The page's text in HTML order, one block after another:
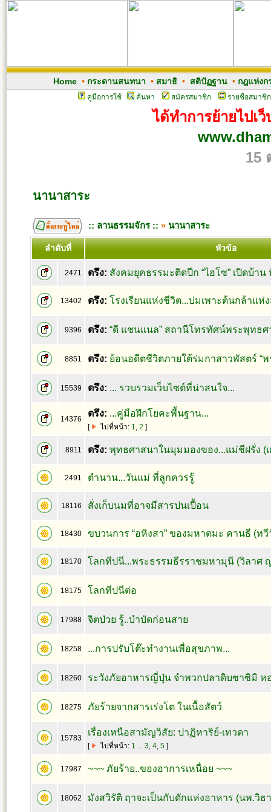
Home• กระดานสนทนา • สมาธิ• สติปัฏฐาน• กฎแห่งก
คู่มือการใช้ ค้นหา สมัครสมาชิก รายชื่อสมาชิก
ได้ทำการย้ายไปเ
15
นานาสาระ
:: ลานธรรมจักร :: » นานาสาระ
ลำดับที่ หัวข้อ
2471 ตรึง: สังคมยุคธรรมะติดปีก “ไฮโซ” เปิดบ้า
13402 ตรึง: โรงเรียนแห่งชีวิต...บ่มเพาะต้นกล้าแห่
9396 ตรึง: “ดี แชนแนล” สถานีโทรทัศน์พระพุทธ
8851 ตรึง: ย้อนอดีตชีวิตภายใต้ร่มกาสาวพัสตร์ “พ
15539 ตรึง: ... รวบรวมเว็บไซต์ที่น่าสนใจ...
14376
ตรึง: ...คู่มือฝึกโยคะพื้นฐาน...
[ ไปที่หน้า: 1, 2 ]
8911 ตรึง: พุทธศาสนาในมุมมองของ...แม่ชีฝรั่ง (
2491 ตำนาน...วันแม่ ที่ลูกควรรู้
18116 สั่งเก็บนมที่อาจมีสารปนเปื้อน
18430 ขบวนการ “อหิงสา” ของมหาตมะ คานธี (
18170 โลกทีปนี...พระธรรมธีรราชมหามุนี (วิลาศ
18175 โลกทีปนีต่อ
17988 จิตป่วย รู้..บำบัดก่อนสาย
18258 ...การปรับโต๊ะทำงานเพื่อสุขภาพ...
18260 ระวังภัยอาหารญี่ปุ่น จำพวกปลาดิบซาซิมิ ห
18275 ภัยร้ายจากสารเร่งโต ในเนื้อสัตว์
15783
เรื่องเหนือสามัญวิสัย: ปาฏิหาริย์-เทวดา
[ ไปที่หน้า: 1 ... 3, 4, 5]
17987 ~~~ ภัยร้าย..ของอาการเหนื่อย ~~~
18062 มังสวิรัติ ฤาจะเป็นกับดักแห่งอาหาร (นพ.วิ